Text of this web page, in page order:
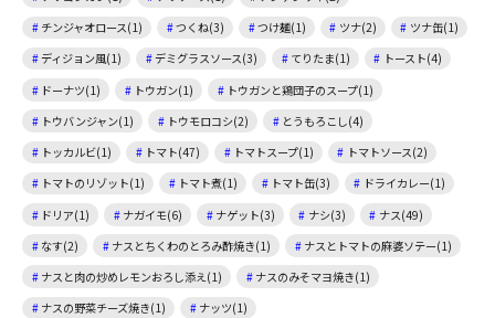
チンジャオロース(1)
つくね(3) つけ麺(1) ツナ(2)
ツナ缶(1)
ディジョン風(1)
デミグラスソース(3) てりたま(1)
トースト(4)
ドーナツ(1)
トウガン(1)
トウガンと鶏団子のスープ(1)
トウバンジャン(1)
トウモロコシ(2)
とうもろこし(4)
トッカルビ(1)
トマト(47) トマトスープ(1)
トマトソース(2)
トマトのリゾット(1)
トマト煮(1) トマト缶(3)
ドライカレー(1)
ドリア(1)
ナガイモ(6) ナゲット(3) ナシ(3)
ナス(49)
なす(2)
ナスとちくわのとろみ酢焼き(1)
ナスとトマトの麻婆ソテー(1)
ナスと肉の炒めレモンおろし添え(1)
ナスのみそマヨ焼き(1)
ナスの野菜チーズ焼き(1)
ナッツ(1)